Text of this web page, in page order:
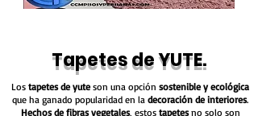
Tapetes de YUTE.
Los tapetes de yuteson una opción sostenible y ecológica
que ha ganado popularidad en la decoración de interiores.
Hechos de fibras vegetales, estos tapetesno solo son